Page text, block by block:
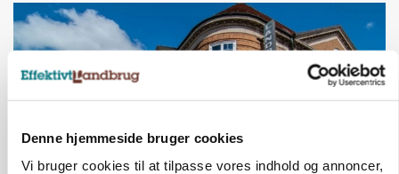
Denne hjemmeside bruger cookies
Vi bruger cookies til at tilpasse vores indhold og annoncer,